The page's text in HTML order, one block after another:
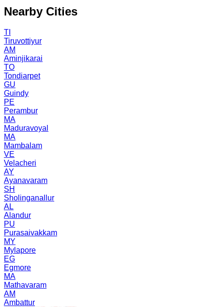
Nearby Cities
TI
Tiruvottiyur
AM
Aminjikarai
TO
Tondiarpet
GU
Guindy
PE
Perambur
MA
Maduravoyal
MA
Mambalam
VE
Velacheri
AY
Ayanavaram
SH
Sholinganallur
AL
Alandur
PU
Purasaivakkam
MY
Mylapore
EG
Egmore
MA
Mathavaram
AM
Ambattur